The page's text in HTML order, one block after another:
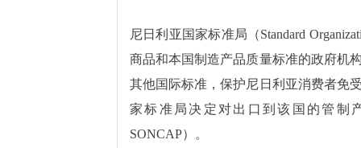
尼日利亚国家标准局（Standard
商品和本国制造产品质量标准的政府机
其他国际标准，保护尼日利亚消费者免
家标准局决定对出口到该国的管制
SONCAP）。